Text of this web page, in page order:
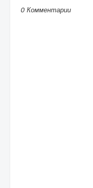
0 Комментарии